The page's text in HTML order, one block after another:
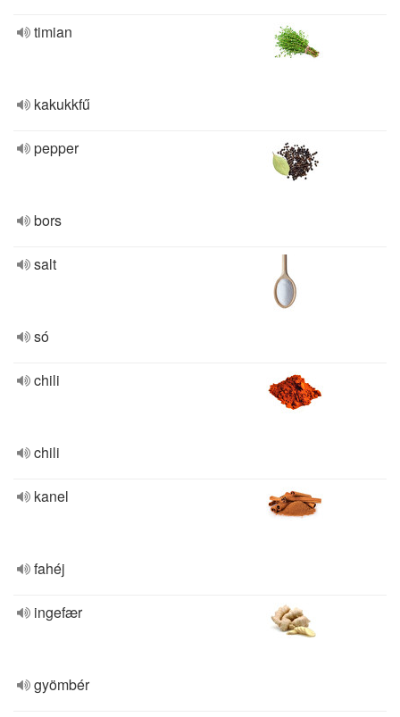
timian
kakukkfű
pepper
bors
salt
só
chili
chili
kanel
fahéj
ingefær
gyömbér